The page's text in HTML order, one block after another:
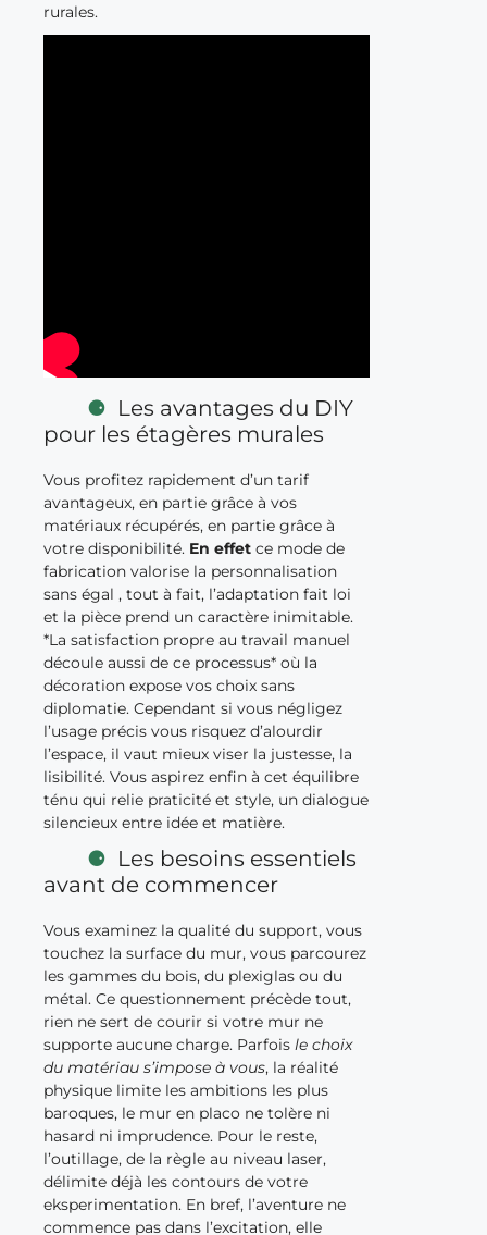
rurales.
Les avantages du DIY
pour les étagères murales
Vous profitez rapidement d’un tarif
avantageux, en partie grâce à vos
matériaux récupérés, en partie grâce à
votre disponibilité. En effet ce mode de
fabrication valorise la personnalisation
sans égal , tout à fait, l’adaptation fait loi
et la pièce prend un caractère inimitable.
*La satisfaction propre au travail manuel
découle aussi de ce processus* où la
décoration expose vos choix sans
diplomatie. Cependant si vous négligez
l’usage précis vous risquez d’alourdir
l’espace, il vaut mieux viser la justesse, la
lisibilité. Vous aspirez enfin à cet équilibre
ténu qui relie praticité et style, un dialogue
silencieux entre idée et matière.
Les besoins essentiels
avant de commencer
Vous examinez la qualité du support, vous
touchez la surface du mur, vous parcourez
les gammes du bois, du plexiglas ou du
métal. Ce questionnement précède tout,
rien ne sert de courir si votre mur ne
supporte aucune charge. Parfois le choix
du matériau s’impose à vous, la réalité
physique limite les ambitions les plus
baroques, le mur en placo ne tolère ni
hasard ni imprudence. Pour le reste,
l’outillage, de la règle au niveau laser,
délimite déjà les contours de votre
eksperimentation. En bref, l’aventure ne
commence pas dans l’excitation, elle